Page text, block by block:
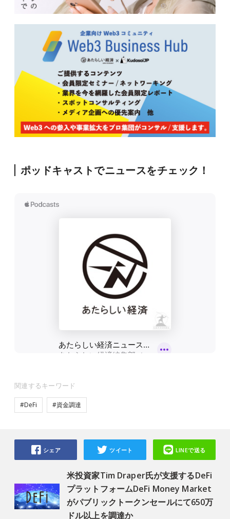
ポッドキャストでニュースをチェック！
関連するキーワード
#DeFi #資金調達
米投資家Tim Draper氏が支援するDeFi
プラットフォームDeFi Money Market
がパブリックトークンセールにて650万
ドル以上を調達か
シェア ツイート LINEで送る